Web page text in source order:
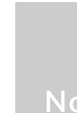
お問い合わせ